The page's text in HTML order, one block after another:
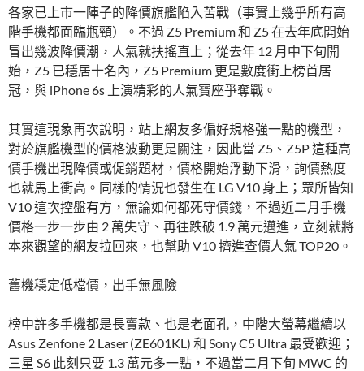
各家已上市一陣子的降價旗艦陷入苦戰（事實上幾乎所有高
階手機都面臨瓶頸）。不過 Z5 Premium 和 Z5 在去年底開始
冒出幾波降價潮，人氣就扶搖直上；從去年 12 月中下旬開
始，Z5 已穩居十名內，Z5 Premium 更是數度衝上榜首居
冠，與 iPhone 6s 上演精彩的人氣寶座爭奪戰。
其實這現象再次說明，站上網友多偏好規格強一點的機型，
對於旗艦機型的價格波動更是關注，因此當 Z5、Z5P 這種高
價手機出現降價或促銷題材，價格開始浮動下滑，詢價熱度
也就馬上衝高。同樣的情況也發生在 LG V10 身上；眾所皆知
V10 這次控盤有方，無論如何都死守價錢，不過近二月手機
價格一步一步由 2 萬失守、再往跌破 1.9 萬元邁進，立刻就將
本來觀望的網友拉回來，也幫助 V10 擠進查價人氣 TOP20。
舊機穩定低檔價，出手無風險
榜中許多手機都是長賣款、也是老面孔，中階大螢幕繼續以
Asus Zenfone 2 Laser (ZE601KL) 和 Sony C5 Ultra 最受歡迎；
三星 S6 此刻只要 1.3 萬元多一點，不過當二月下旬 MWC 的